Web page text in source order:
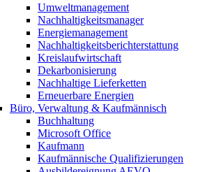
Umweltmanagement
Nachhaltigkeitsmanager
Energiemanagement
Nachhaltigkeitsberichterstattung
Kreislaufwirtschaft
Dekarbonisierung
Nachhaltige Lieferketten
Erneuerbare Energien
Büro, Verwaltung & Kaufmännisch
Buchhaltung
Microsoft Office
Kaufmann
Kaufmännische Qualifizierungen